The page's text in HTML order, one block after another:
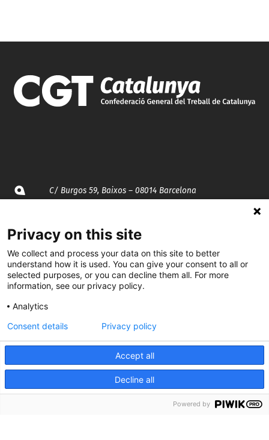
C/ Burgos 59, Baixos – 08014 Barcelona
935 120 481
@CGTCatalunya
cgtcatalunya
Privacy on this site
We collect and process your data on this site to better
understand how it is used. You can give your consent to all or
selected purposes, or you can decline them all. For more
information, see our privacy policy.
Analytics
Accept all
Decline all
Consent details Privacy policy
Powered by